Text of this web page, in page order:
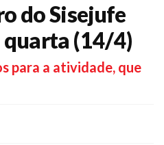
do Sisejufe
quarta (14/4)
para a atividade, que